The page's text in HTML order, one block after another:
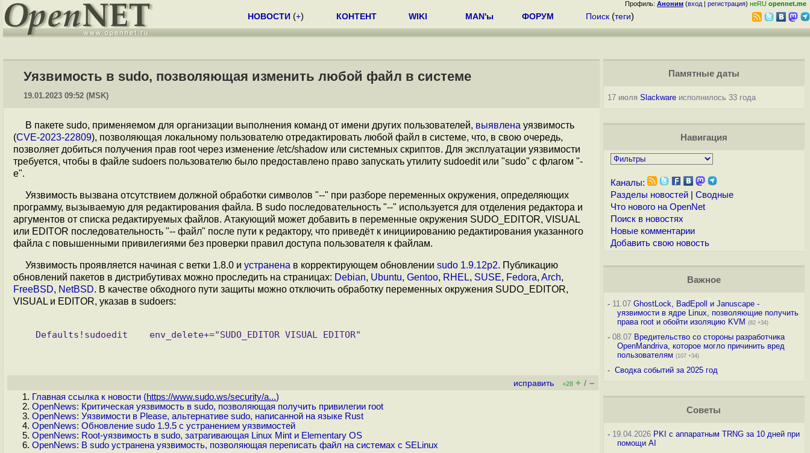
Профиль: Аноним (вход | регистрация) неRU opennet.me
НОВОСТИ (+) КОНТЕНТ WIKI MAN'ы ФОРУМ Поиск (теги)
Уязвимость в sudo, позволяющая изменить любой файл в системе
19.01.2023 09:52 (MSK)
В пакете sudo, применяемом для организации выполнения команд от имени других пользователей, выявлена уязвимость
(CVE-2023-22809), позволяющая локальному пользователю отредактировать любой файл в системе, что, в свою очередь,
позволяет добиться получения прав root через изменение /etc/shadow или системных скриптов. Для эксплуатации уязвимости
требуется, чтобы в файле sudoers пользователю было предоставлено право запускать утилиту sudoedit или "sudo" с флагом "-
e".
Уязвимость вызвана отсутствием должной обработки символов "--" при разборе переменных окружения, определяющих
программу, вызываемую для редактирования файла. В sudo последовательность "--" используется для отделения редактора и
аргументов от списка редактируемых файлов. Атакующий может добавить в переменные окружения SUDO_EDITOR, VISUAL
или EDITOR последовательность "-- файл" после пути к редактору, что приведёт к инициированию редактирования указанного
файла с повышенными привилегиями без проверки правил доступа пользователя к файлам.
Уязвимость проявляется начиная с ветки 1.8.0 и устранена в корректирующем обновлении sudo 1.9.12p2. Публикацию
обновлений пакетов в дистрибутивах можно проследить на страницах: Debian, Ubuntu, Gentoo, RHEL, SUSE, Fedora, Arch,
FreeBSD, NetBSD. В качестве обходного пути защиты можно отключить обработку переменных окружения SUDO_EDITOR,
VISUAL и EDITOR, указав в sudoers:
исправить +28 + / –
Главная ссылка к новости (https://www.sudo.ws/security/a...)
OpenNews: Критическая уязвимость в sudo, позволяющая получить привилегии root
OpenNews: Уязвимости в Please, альтернативе sudo, написанной на языке Rust
OpenNews: Обновление sudo 1.9.5 с устранением уязвимостей
OpenNews: Root-уязвимость в sudo, затрагивающая Linux Mint и Elementary OS
OpenNews: В sudo устранена уязвимость, позволяющая переписать файл на системах с SELinux
Памятные даты
17 июля Slackwareисполнилось 33 года
Навигация
Каналы:
Разделы новостей| Сводные
Что нового на OpenNet
Поиск в новостях
Новые комментарии
Добавить свою новость
Важное
-11.07 GhostLock, BadEpoll и Januscape -
уязвимости в ядре Linux, позволяющие получить
права root и обойти изоляцию KVM (82 +34)
-08.07 Вредительство со стороны разработчика
OpenMandriva, которое могло причинить вред
пользователям (107 +34)
- Сводка событий за 2025 год
Советы
-19.04.2026 PKI с аппаратным TRNG за 10 дней при
помощи AI